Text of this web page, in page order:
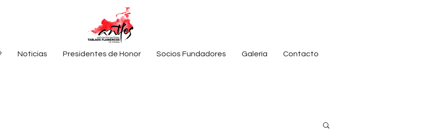
Noticias Presidentes de Honor Socios Fundadores Galería Contacto